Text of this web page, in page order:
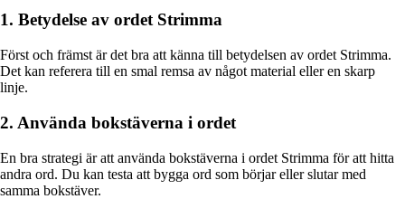
1. Betydelse av ordet Strimma
Först och främst är det bra att känna till betydelsen av ordet Strimma.
Det kan referera till en smal remsa av något material eller en skarp
linje.
2. Använda bokstäverna i ordet
En bra strategi är att använda bokstäverna i ordet Strimma för att hitta
andra ord. Du kan testa att bygga ord som börjar eller slutar med
samma bokstäver.